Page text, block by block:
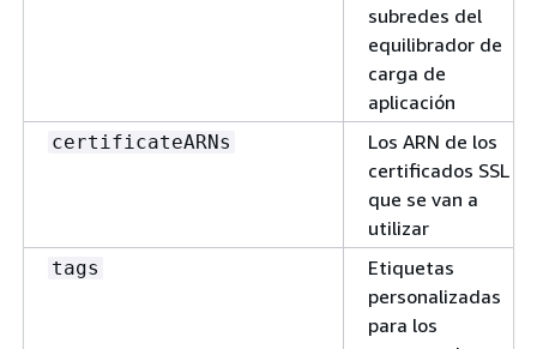
subredes del
equilibrador de
carga de
aplicación
certificateARNs
Los ARN de los
certificados SSL
que se van a
utilizar
tags
Etiquetas
personalizadas
para los